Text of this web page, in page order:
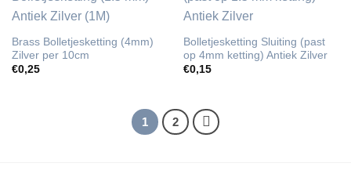
Brass Bolletjesketting (4mm)
Zilver per 10cm
€0,25
Bolletjesketting Sluiting (past
op 4mm ketting) Antiek Zilver
€0,15
1 2